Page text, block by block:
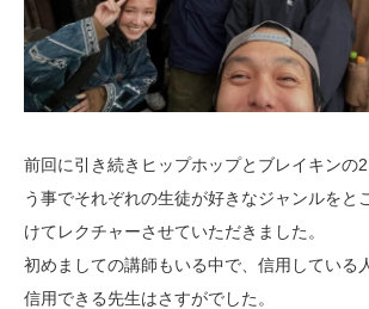
前回に引き続きヒップホップとブレイキンの
う事でそれぞれの生徒が好きなジャンルをと
けてレクチャーさせていただきました。
初めましての講師もいる中で、信用している
信用できる先生はさすがでした。